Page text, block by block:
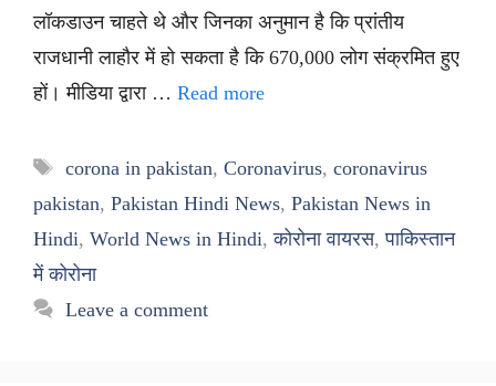
लॉकडाउन चाहते थे और जिनका अनुमान है कि प्रांतीय
राजधानी लाहौर में हो सकता है कि 670,000 लोग संक्रमित हुए
हों। मीडिया द्वारा … Read more
Tags
corona in pakistan, Coronavirus, coronavirus
pakistan, Pakistan Hindi News, Pakistan News in
Hindi, World News in Hindi,कोरोना वायरस,पाकिस्तान
में कोरोना
Leave a comment